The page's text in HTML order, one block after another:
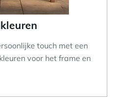
touch met een
voor het frame en